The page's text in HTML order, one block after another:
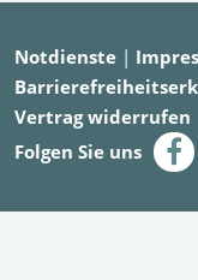
Notdienste |
Vertrag widerrufen
Folgen Sie uns